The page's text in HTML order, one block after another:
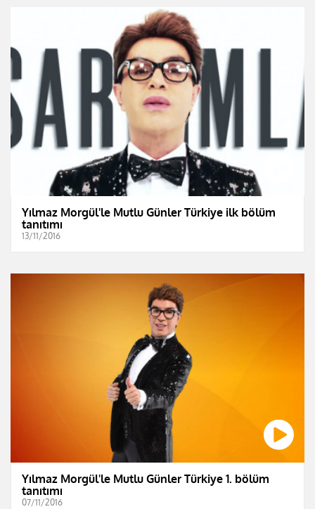
Yılmaz Morgül'le Mutlu Günler Türkiye ilk bölüm
tanıtımı
13/11/2016
Yılmaz Morgül'le Mutlu Günler Türkiye 1. bölüm
tanıtımı
07/11/2016